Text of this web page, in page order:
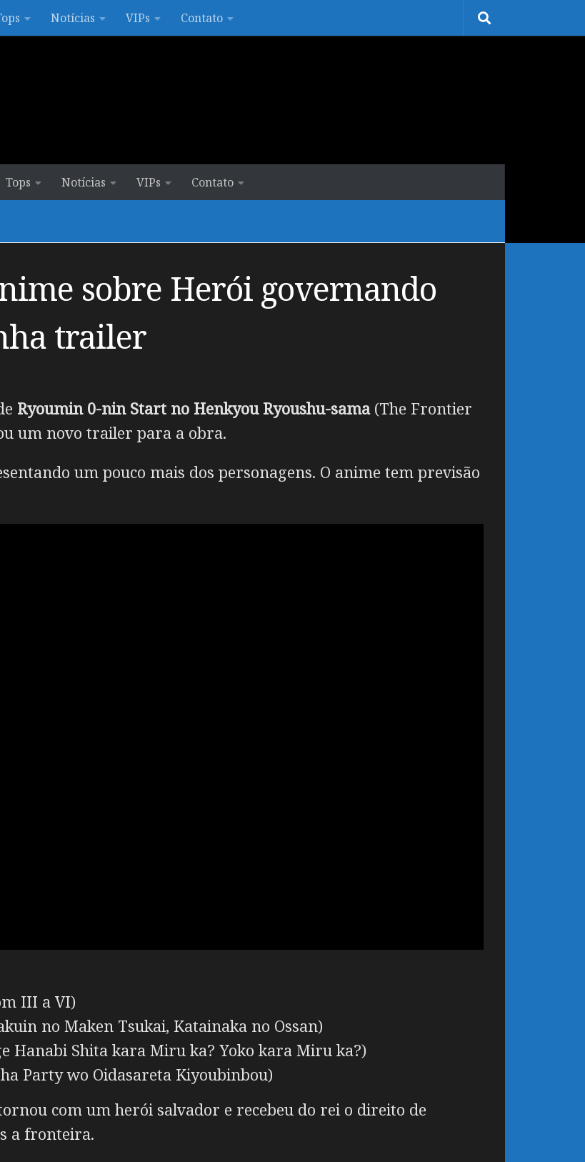
Notícias VIPs Contato
Tops Notícias VIPs Contato
sobre Herói governando
trailer
Ryoumin 0-nin Start no Henkyou Ryoushu-sama(The Frontier
um novo trailer para a obra.
um pouco mais dos personagens. O anime tem previsão
III a VI)
no Maken Tsukai, Katainaka no Ossan)
Hanabi Shita kara Miru ka? Yoko kara Miru ka?)
Party wo Oidasareta Kiyoubinbou)
com um herói salvador e recebeu do rei o direito de
a fronteira.